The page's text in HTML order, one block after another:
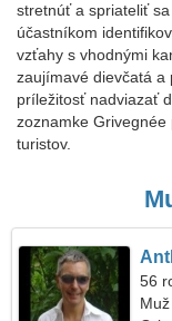
stretnúť a spriateliť
účastníkom
vzťahy s vhodnými
zaujímavé dievčatá a
príležitosť nadviazať
zoznamke Grivegnée
turistov.
56